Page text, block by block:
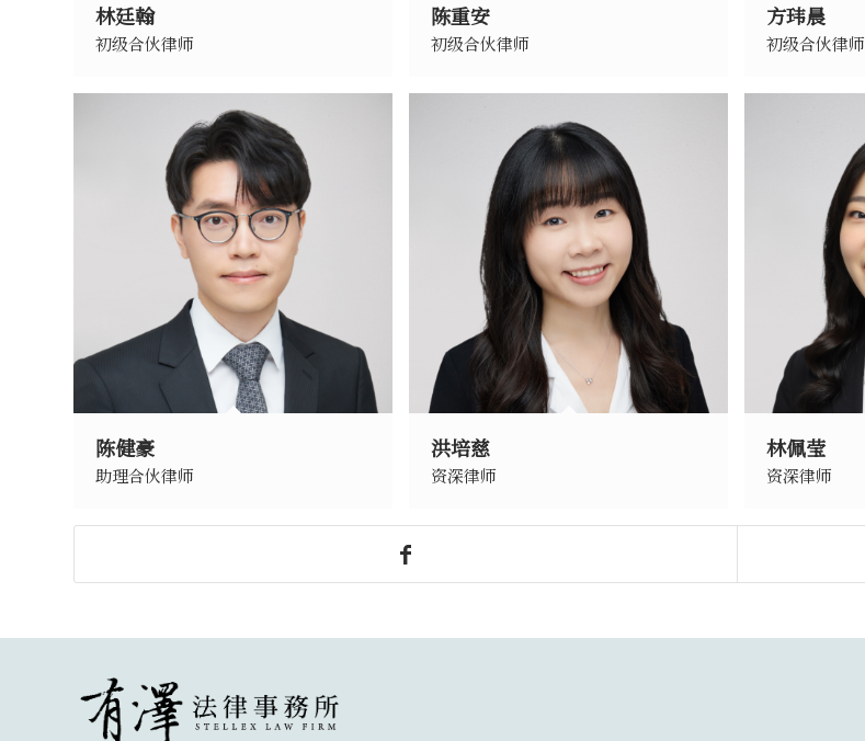
林廷翰
初级合伙律师
陈重安
初级合伙律师
方玮晨
初级合伙律师
陈健豪
助理合伙律师
洪培慈
资深律师
林佩莹
资深律师